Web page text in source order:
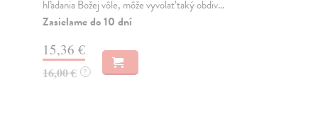
hľadania Božej vôle, môže vyvolať taký obdiv...
Zasielame do 10 dní
15,36 €
16,00 € ?